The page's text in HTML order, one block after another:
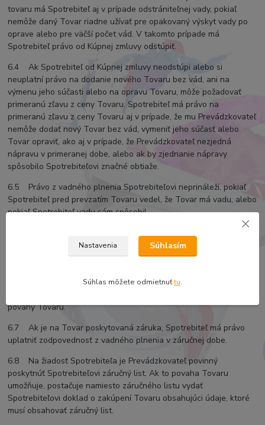
tovaru má Spotrebiteľ aj v prípade odstrániteľnej vady, pokiaľ
nemôže daný Tovar riadne užívať pre opakovaný výskyt vady po
oprave alebo pre väčší počet vád. V takomto prípade má
Spotrebiteľ právo od Kúpnej zmluvy odstúpiť.
6.4 Ak Spotrebiteľ od Kúpnej zmluvy neodstúpi alebo si
neuplatní právo na dodanie nového Tovaru bez vád, ani na
výmenu jeho súčasti alebo na opravu Tovaru, môže požadovať
primeranú zľavu z ceny Tovaru. Spotrebiteľ má právo na
primeranú zľavu z ceny Tovaru aj v prípade, že mu Prevádzkovateľ
nemôže dodať nový Tovar bez vád, vymeniť jeho súčasť alebo
Tovar opraviť, ako aj v prípade, že Prevádzkovateľ nezjedná
nápravu v primeranej dobe, alebo ak by zjednanie nápravy
spôsobilo Spotrebiteľovi značné obtiaže.
6.5 Právo z vadného plnenia Spotrebiteľovi neprináleží, pokiaľ
Spotrebiteľ pred prevzatím Tovaru vedel, že Tovar má vadu, alebo
pokiaľ Spotrebiteľ vadu sám spôsobil.
nevzťahuje na opotrebenie Tovaru spôsobené jeho obvyklým
užívaním, pri Tovare predávanom za nižšiu kúpnu cenu na vadu,
na vadu zodpovedajúcu miere používania alebo opotrebenia,
povahy Tovaru.
6.7 Ak je na Tovar poskytovaná záruka, Spotrebiteľ má právo
uplatniť zodpovednosť z vadného plnenia v záručnej dobe.
6.8 Na žiadosť Spotrebiteľa je Prevádzkovateľ povinný
poskytnúť Spotrebiteľovi záručný list. Ak to povaha Tovaru
umožňuje, postačuje namiesto záručného listu vydať
Spotrebiteľovi doklad o zakúpení Tovaru obsahujúci údaje, ktoré
musí obsahovať záručný list.
Nastavenia Súhlasím
Súhlas môžete odmietnuťtu.